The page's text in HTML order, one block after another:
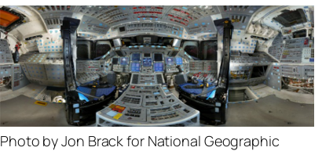
Photo by Jon Brack for National Geographic